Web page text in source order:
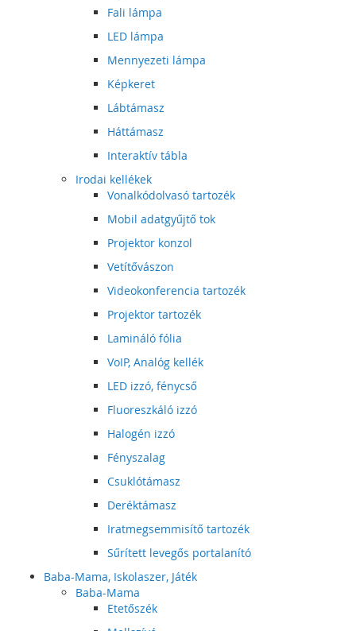
Fali lámpa
LED lámpa
Mennyezeti lámpa
Képkeret
Lábtámasz
Háttámasz
Interaktív tábla
Irodai kellékek
Vonalkódolvasó tartozék
Mobil adatgyűjtő tok
Projektor konzol
Vetítővászon
Videokonferencia tartozék
Projektor tartozék
Lamináló fólia
VoIP, Analóg kellék
LED izzó, fénycső
Fluoreszkáló izzó
Halogén izzó
Fényszalag
Csuklótámasz
Deréktámasz
Iratmegsemmisítő tartozék
Sűrített levegős portalanító
Baba-Mama, Iskolaszer, Játék
Baba-Mama
Etetőszék